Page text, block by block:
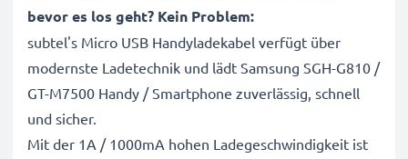
bevor es los geht? Kein Problem:
subtel's Micro USB Handyladekabel verfügt über
modernste Ladetechnik und lädt Samsung SGH-G810 /
GT-M7500 Handy / Smartphone zuverlässig, schnell
und sicher.
Mit der 1A / 1000mA hohen Ladegeschwindigkeit ist